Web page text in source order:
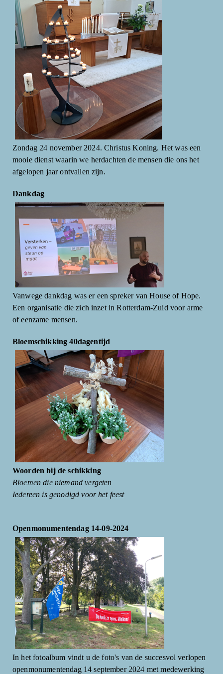
Zondag 24 november 2024. Christus Koning. Het was een
mooie dienst waarin we herdachten de mensen die ons het
afgelopen jaar ontvallen zijn.
Dankdag
Vanwege dankdag was er een spreker van House of Hope.
Een organisatie die zich inzet in Rotterdam-Zuid voor arme
of eenzame mensen.
Bloemschikking 40dagentijd
Woorden bij de schikking
Bloemen die niemand vergeten
Iedereen is genodigd voor het feest
Openmonumentendag 14-09-2024
In het fotoalbum vindt u de foto's van de succesvol verlopen
openmonumentendag 14 september 2024 met medewerking